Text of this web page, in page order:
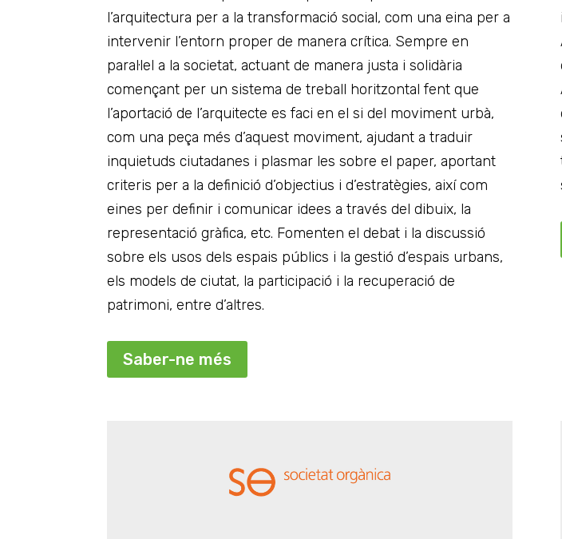
l’arquitectura per a la transformació social, com una eina per a
intervenir l’entorn proper de manera crítica. Sempre en
paral·lel a la societat, actuant de manera justa i solidària
començant per un sistema de treball horitzontal fent que
l’aportació de l’arquitecte es faci en el si del moviment urbà,
com una peça més d’aquest moviment, ajudant a traduir
inquietuds ciutadanes i plasmar les sobre el paper, aportant
criteris per a la definició d’objectius i d’estratègies, així com
eines per definir i comunicar idees a través del dibuix, la
representació gràfica, etc. Fomenten el debat i la discussió
sobre els usos dels espais públics i la gestió d’espais urbans,
els models de ciutat, la participació i la recuperació de
patrimoni, entre d’altres.
Saber-ne més